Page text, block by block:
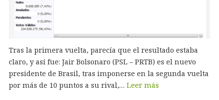
Tras la primera vuelta, parecía que el resultado estaba
claro, y así fue: Jair Bolsonaro (PSL – PRTB) es el nuevo
presidente de Brasil, tras imponerse en la segunda vuelta
por más de 10 puntos a su rival,… Leer más